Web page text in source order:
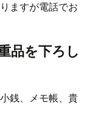
ますが電話でお
品を下ろし
銭、メモ帳、貴